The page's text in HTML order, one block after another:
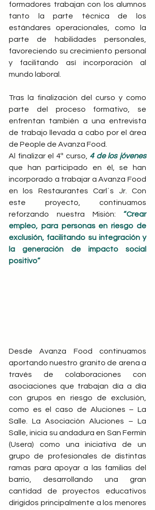
formadores trabajan con los alumnos
tanto la parte técnica de los
estándares operacionales, como la
parte de habilidades personales,
favoreciendo su crecimiento personal
y facilitando así incorporación al
mundo laboral.
Tras la finalización del curso y como
parte del proceso formativo, se
enfrentan también a una entrevista
de trabajo llevada a cabo por el área
de People de Avanza Food.
Al finalizar el 4ª curso, 4 de los jóvenes
que han participado en él, se han
incorporado a trabajar a Avanza Food
en los Restaurantes Carl´s Jr. Con
este proyecto, continuamos
reforzando nuestra Misión: “Crear
empleo, para personas en riesgo de
exclusión, facilitando su integración y
la generación de impacto social
positivo”
Desde Avanza Food continuamos
aportando nuestro granito de arena a
través de colaboraciones con
asociaciones que trabajan día a día
con grupos en riesgo de exclusión,
como es el caso de Aluciones – La
Salle. La Asociación Aluciones – La
Salle, inicia su andadura en San Fermín
(Usera) como una iniciativa de un
grupo de profesionales de distintas
ramas para apoyar a las familias del
barrio, desarrollando una gran
cantidad de proyectos educativos
dirigidos principalmente a los menores